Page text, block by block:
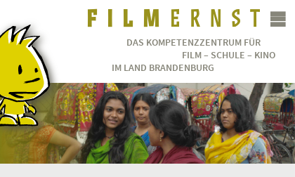
DAS KOMPETENZZENTRUM FÜR
FILM – SCHULE – KINO
IM LAND BRANDENBURG